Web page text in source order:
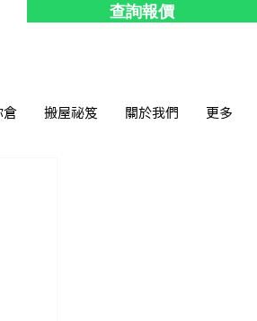
查詢報價
倉 搬屋祕笈 關於我們 更多